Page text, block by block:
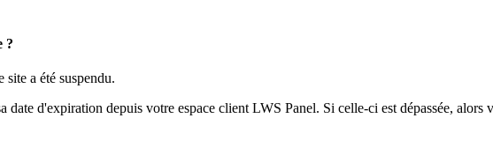
?
site a été suspendu.
date d'expiration depuis votre espace client LWS Panel. Si celle-ci est dépassée,